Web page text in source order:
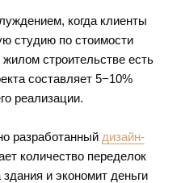
когда клиенты
студию по стоимости
строительстве есть
составляет 5−10%
реализации.
разработанный дизайн-
количество переделок
и экономит деньги